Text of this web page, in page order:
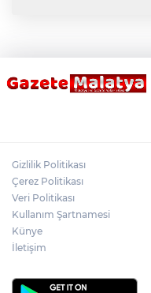
Gizlilik Politikası
Çerez Politikası
Veri Politikası
Kullanım Şartnamesi
Künye
İletişim